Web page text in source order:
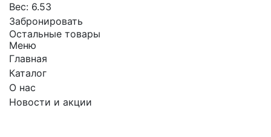
Вес: 6.53
Забронировать
Остальные товары
Меню
Главная
Каталог
О нас
Новости и акции